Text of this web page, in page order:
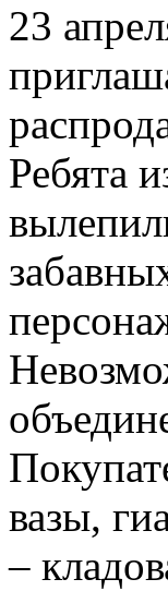
23
Ребята
вазы,
–